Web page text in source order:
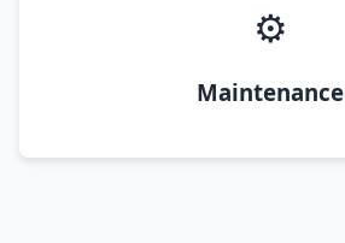
⚙️
Maintenance